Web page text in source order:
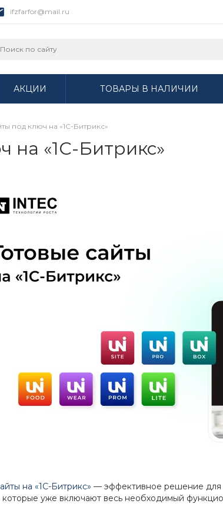
ifzfarfor@mail.ru
АКЦИИ ТОВАРЫ В НАЛИЧИИ
под ключ на «1С-Битрикс»
на «1С-Битрикс»
на «1С-Битрикс» — эффективное решение для
уже включают весь необходимый